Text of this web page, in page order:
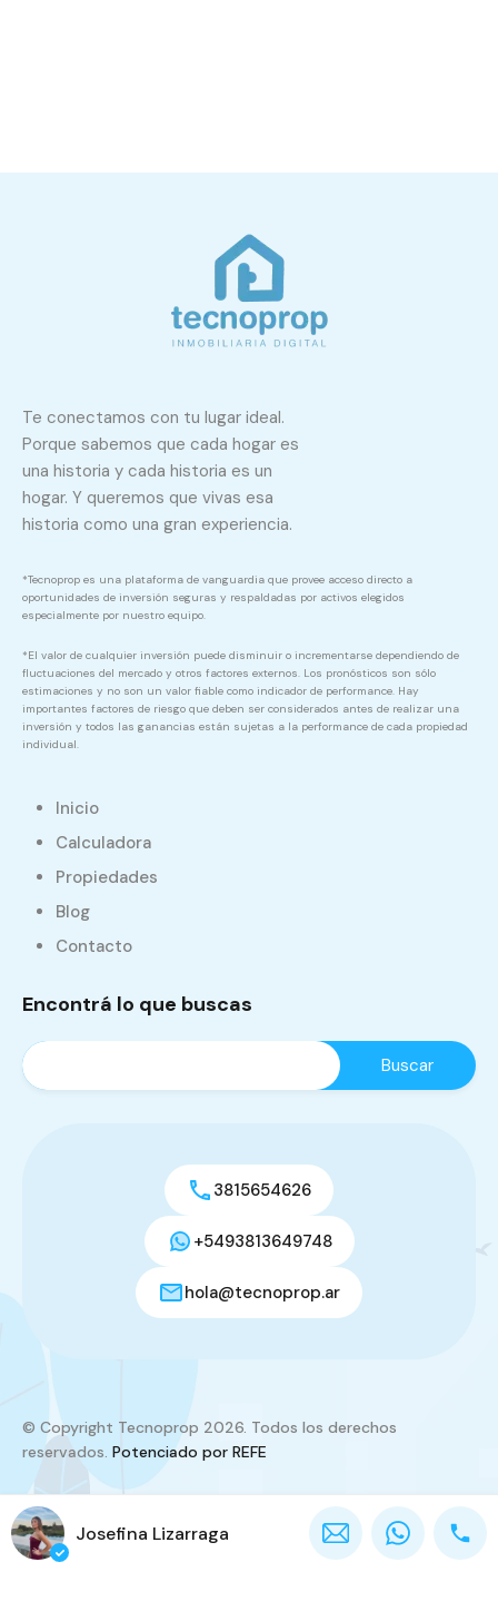
Te conectamos con tu lugar ideal.
Porque sabemos que cada hogar es
una historia y cada historia es un
hogar. Y queremos que vivas esa
historia como una gran experiencia.
*Tecnoprop es una plataforma de vanguardia que provee acceso directo a
oportunidades de inversión seguras y respaldadas por activos elegidos
especialmente por nuestro equipo.
*El valor de cualquier inversión puede disminuir o incrementarse dependiendo de
fluctuaciones del mercado y otros factores externos. Los pronósticos son sólo
estimaciones y no son un valor fiable como indicador de performance. Hay
importantes factores de riesgo que deben ser considerados antes de realizar una
inversión y todos las ganancias están sujetas a la performance de cada propiedad
individual.
Inicio
Calculadora
Propiedades
Blog
Contacto
Encontrá lo que buscas
3815654626
+5493813649748
hola@tecnoprop.ar
© Copyright Tecnoprop 2026. Todos los derechos
reservados. Potenciado por REFE
Josefina Lizarraga